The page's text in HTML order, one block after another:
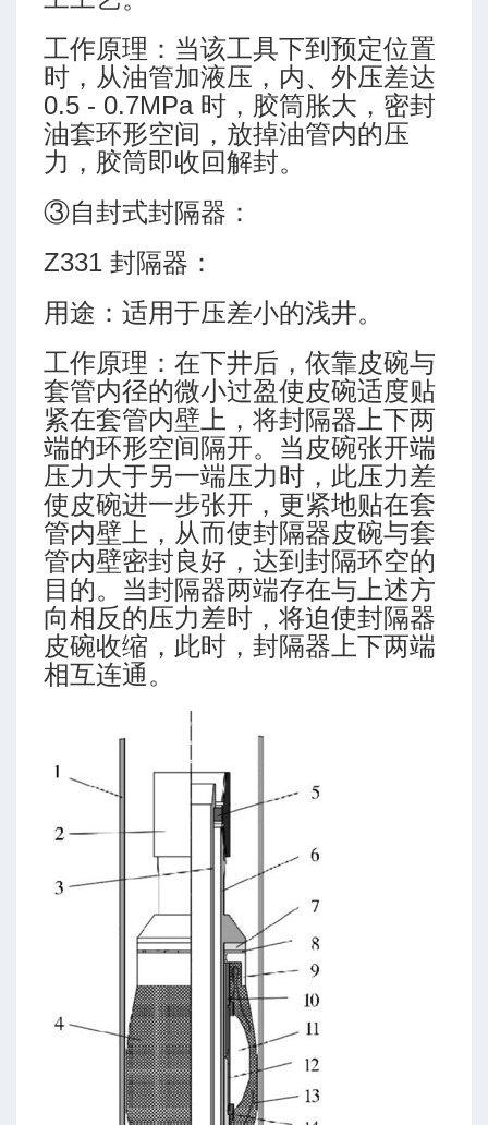
的未来
工作原理：当该工具下到预定位置
时，从油管加液压，内、外压差达
0.5 - 0.7MPa 时，胶筒胀大，密封
油套环形空间，放掉油管内的压
力，胶筒即收回解封。
③自封式封隔器：
Z331 封隔器：
用途：适用于压差小的浅井。
工作原理：在下井后，依靠皮碗与
套管内径的微小过盈使皮碗适度贴
紧在套管内壁上，将封隔器上下两
端的环形空间隔开。当皮碗张开端
压力大于另一端压力时，此压力差
使皮碗进一步张开，更紧地贴在套
管内壁上，从而使封隔器皮碗与套
管内壁密封良好，达到封隔环空的
目的。当封隔器两端存在与上述方
向相反的压力差时，将迫使封隔器
皮碗收缩，此时，封隔器上下两端
相互连通。